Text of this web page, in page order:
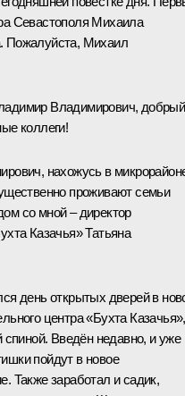
Севастополя Михаила
Пожалуйста, Михаил
Владимирович, добрый
коллеги!
нахожусь в
проживают семьи
со мной – директор
Казачья» Татьяна
день открытых дверей в
центра «Бухта Казачья»,
спиной. Введён недавно, и уже
пойдут в новое
Также заработал и садик,